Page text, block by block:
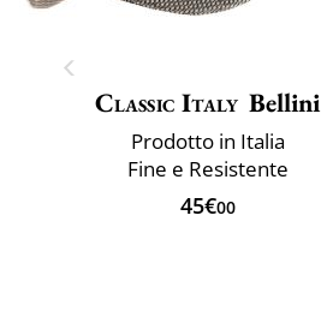
Classic Italy Bellini
Prodotto in Italia
Fine e Resistente
45€00